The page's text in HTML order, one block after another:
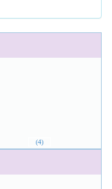
(4)